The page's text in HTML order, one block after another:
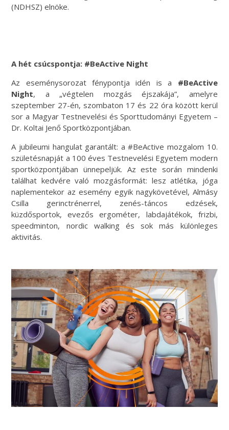
(NDHSZ) elnöke.
A hét csúcspontja: #BeActive Night
Az eseménysorozat fénypontja idén is a #BeActive
Night, a „végtelen mozgás éjszakája”, amelyre
szeptember 27-én, szombaton 17 és 22 óra között kerül
sor a Magyar Testnevelési és Sporttudományi Egyetem –
Dr. Koltai Jenő Sportközpontjában.
A jubileumi hangulat garantált: a #BeActive mozgalom 10.
születésnapját a 100 éves Testnevelési Egyetem modern
sportközpontjában ünnepeljük. Az este során mindenki
találhat kedvére való mozgásformát: lesz atlétika, jóga
naplementekor az esemény egyik nagykövetével, Almásy
Csilla gerinctrénerrel, zenés-táncos edzések,
küzdősportok, evezős ergométer, labdajátékok, frizbi,
speedminton, nordic walking és sok más különleges
aktivitás.